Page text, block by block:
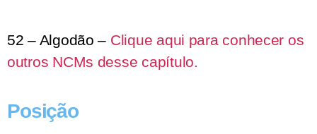
52 – Algodão – Clique aqui para conhecer os
outros NCMs desse capítulo.
Posição